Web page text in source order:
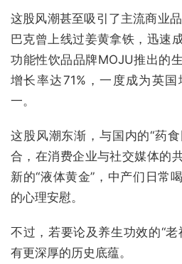
这股风潮甚至吸引了主流商业
巴克曾上线过姜黄拿铁，迅速
功能性饮品品牌MOJU推出的
增长率达71%，一度成为英
一。
这股风潮东渐，与国内的“药食
合，在消费企业与社交媒体的
新的“液体黄金”，中产们日常
的心理安慰。
不过，若要论及养生功效的“
有更深厚的历史底蕴。